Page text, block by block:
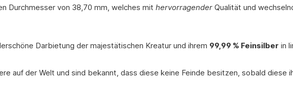
Durchmesser von 38,70 mm, welches mit hervorragender Qualität und
Darbietung der majestätischen Kreatur und ihrem 99,99 % Feinsilber in
auf der Welt und sind bekannt, dass diese keine Feinde besitzen, sobald diese